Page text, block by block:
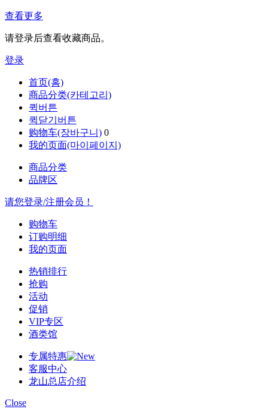
查看更多
请登录后查看收藏商品。
登录
首页(홈)
商品分类(카테고리)
퀵버튼
퀵닫기버튼
购物车(장바구니) 0
我的页面(마이페이지)
商品分类
品牌区
请您登录/注册会员！
购物车
订购明细
我的页面
热销排行
抢购
活动
促销
VIP专区
酒类馆
专属特惠
客服中心
龙山总店介绍
Close